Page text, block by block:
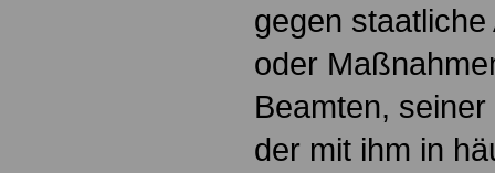
gegen
oder
Beamten,
der mit ihm in